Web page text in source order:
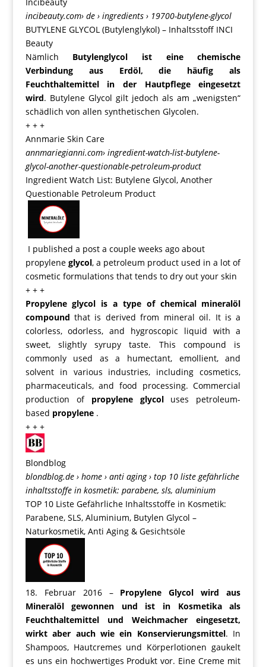
incibeauty.com› de › ingredients › 19700-butylene-glycol
BUTYLENE GLYCOL (Butylenglykol) – Inhaltsstoff INCI
Beauty
Nämlich Butylenglycol ist eine chemische
Verbindung aus Erdöl, die häufig als
Feuchthaltemittel in der Hautpflege eingesetzt
wird. Butylene Glycol gilt jedoch als am „wenigsten“
schädlich von allen synthetischen Glycolen.
+ + +
Annmarie Skin Care
annmariegianni.com› ingredient-watch-list-butylene-
glycol-another-questionable-petroleum-product
Ingredient Watch List: Butylene Glycol, Another
Questionable Petroleum Product
I published a post a couple weeks ago about
propylene glycol, a petroleum product used in a lot of
cosmetic formulations that tends to dry out your skin
+ + +
Propylene glycol isa type of chemical mineralöl
compound that is derived from mineral oil. It is a
colorless, odorless, and hygroscopic liquid with a
sweet, slightly syrupy taste. This compound is
commonly used as a humectant, emollient, and
solvent in various industries, including cosmetics,
pharmaceuticals, and food processing. Commercial
production of propylene glycoluses petroleum-
based propylene.
+ + +
Blondblog
blondblog.de› home › anti aging › top 10 liste gefährliche
inhaltsstoffe in kosmetik: parabene, sls, aluminium
TOP 10 Liste Gefährliche Inhaltsstoffe in Kosmetik:
Parabene, SLS, Aluminium, Butylen Glycol –
Naturkosmetik, Anti Aging & Gesichtsöle
18. Februar 2016 – Propylene Glycol wird aus
Mineralöl gewonnen und ist in Kosmetika als
Feuchthaltemittel und Weichmacher eingesetzt,
wirkt aber auch wie ein Konservierungsmittel. In
Shampoos, Hautcremes und Körperlotionen gaukelt
es uns ein hochwertiges Produkt vor. Eine Creme mit